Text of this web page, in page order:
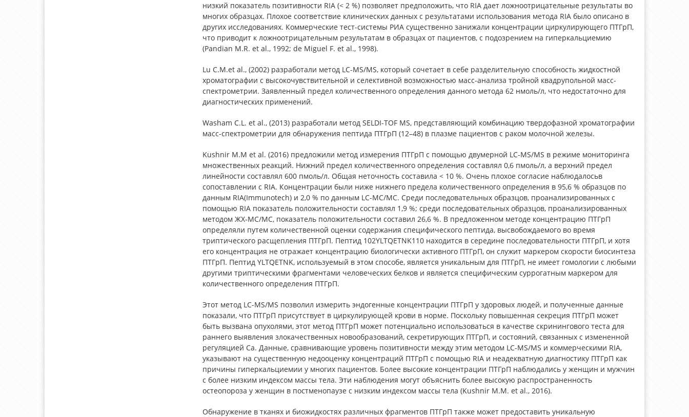
низкий показатель позитивности RIA (< 2 %) позволяет предположить, что RIA дает ложноотрицательные результаты во
многих образцах. Плохое соответствие клинических данных с результатами использования метода RIA было описано в
других исследованиях. Коммерческие тест-системы РИА существенно занижали концентрации циркулирующего ПТГрП,
что приводит к ложноотрицательным результатам в образцах от пациентов, с подозрением на гиперкальциемию
(Pandian M.R. et al., 1992; de Miguel F. et al., 1998).
Lu C.M.et al., (2002) разработали метод LC-MS/MS, который сочетает в себе разделительную способность жидкостной
хроматографии с высокочувствительной и селективной возможностью масс-анализа тройной квадрупольной масс-
спектрометрии. Заявленный предел количественного определения данного метода 62 нмоль/л, что недостаточно для
диагностических применений.
Washam C.L. et al., (2013) разработали метод SELDI-TOF MS, представляющий комбинацию твердофазной хроматографии
масс-спектрометрии для обнаружения пептида ПТГрП (12–48) в плазме пациентов с раком молочной железы.
Kushnir M.M et al. (2016) предложили метод измерения ПТГрП с помощью двумерной LC-MS/MS в режиме мониторинга
множественных реакций. Нижний предел количественного определения составлял 0,6 пмоль/л, а верхний предел
линейности составлял 600 пмоль/л. Общая неточность составила < 10 %. Очень плохое согласие наблюдалосьв
сопоставлении с RIA. Концентрации были ниже нижнего предела количественного определения в 95,6 % образцов по
данным RIA(Immunotech) и 2,0 % по данным LC-МС/МС. Среди последовательных образцов, проанализированных с
помощью RIA показатель положительности составлял 1,9 %; среди последовательных образцов, проанализированных
методом ЖХ-МС/МС, показатель положительности составил 26,6 %. В предложенном методе концентрацию ПТГрП
определяли путем количественной оценки содержания специфического пептида, высвобождаемого во время
триптического расщепления ПТГрП. Пептид 102YLTQETNK110 находится в середине последовательности ПТГрП, и хотя
его концентрация не отражает концентрацию биологически активного ПТГрП, он служит маркером скорости биосинтеза
ПТГрП. Пептид YLTQETNK, используемый в этом способе, является уникальным для ПТГрП, не имеет гомологии с любыми
другими триптическими фрагментами человеческих белков и является специфическим суррогатным маркером для
количественного определения ПТГрП.
Этот метод LC-MS/MS позволил измерить эндогенные концентрации ПТГрП у здоровых людей, и полученные данные
показали, что ПТГрП присутствует в циркулирующей крови в норме. Поскольку повышенная секреция ПТГрП может
быть вызвана опухолями, этот метод ПТГрП может потенциально использоваться в качестве скринингового теста для
раннего выявления злокачественных новообразований, секретирующих ПТГрП, и состояний, связанных с измененной
регуляцией Ca. Данные, сравнивающие уровень позитивности между этим методом LC-MS/MS и коммерческими RIA,
указывают на существенную недооценку концентраций ПТГрП с помощью RIA и неадекватную диагностику ПТГрП как
причины гиперкальциемии у многих пациентов. Более высокие концентрации ПТГрП наблюдались у женщин и мужчин
с более низким индексом массы тела. Эти наблюдения могут объяснить более высокую распространенность
остеопороза у женщин в постменопаузе с низким индексом массы тела (Kushnir M.M. et al., 2016).
Обнаружение в тканях и биожидкостях различных фрагментов ПТГрП также может предоставить уникальную